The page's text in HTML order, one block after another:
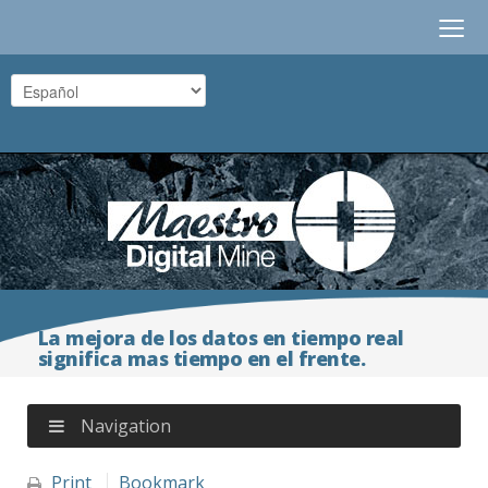
La mejora de los datos en tiempo real
significa mas tiempo en el frente.
Navigation
Print Bookmark
≡